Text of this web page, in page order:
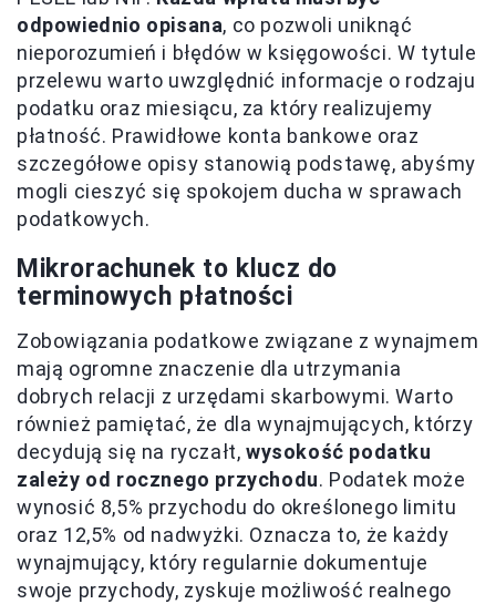
odpowiednio opisana, co pozwoli uniknąć
nieporozumień i błędów w księgowości. W tytule
przelewu warto uwzględnić informacje o rodzaju
podatku oraz miesiącu, za który realizujemy
płatność. Prawidłowe konta bankowe oraz
szczegółowe opisy stanowią podstawę, abyśmy
mogli cieszyć się spokojem ducha w sprawach
podatkowych.
Mikrorachunek to klucz do
terminowych płatności
Zobowiązania podatkowe związane z wynajmem
mają ogromne znaczenie dla utrzymania
dobrych relacji z urzędami skarbowymi. Warto
również pamiętać, że dla wynajmujących, którzy
decydują się na ryczałt,wysokość podatku
zależy od rocznego przychodu. Podatek może
wynosić 8,5% przychodu do określonego limitu
oraz 12,5% od nadwyżki. Oznacza to, że każdy
wynajmujący, który regularnie dokumentuje
swoje przychody, zyskuje możliwość realnego